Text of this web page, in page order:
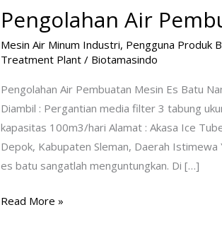
Pengolahan Air
Mesin Air Minum Industri, Pengguna Produk
Treatment Plant / Biotamasindo
Pengolahan Air Pembuatan Mesin Es Batu
Diambil : Pergantian media filter 3 tabung
kapasitas 100m3/hari Alamat : Akasa Ice
Depok, Kabupaten Sleman, Daerah
es batu sangatlah menguntungkan. Di […]
Pembuatan
Es
Read More »